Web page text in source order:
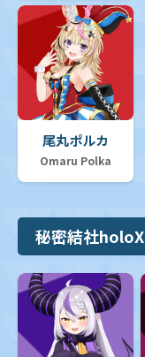
尾丸ポルカ
Omaru Polka
秘密結社holoX